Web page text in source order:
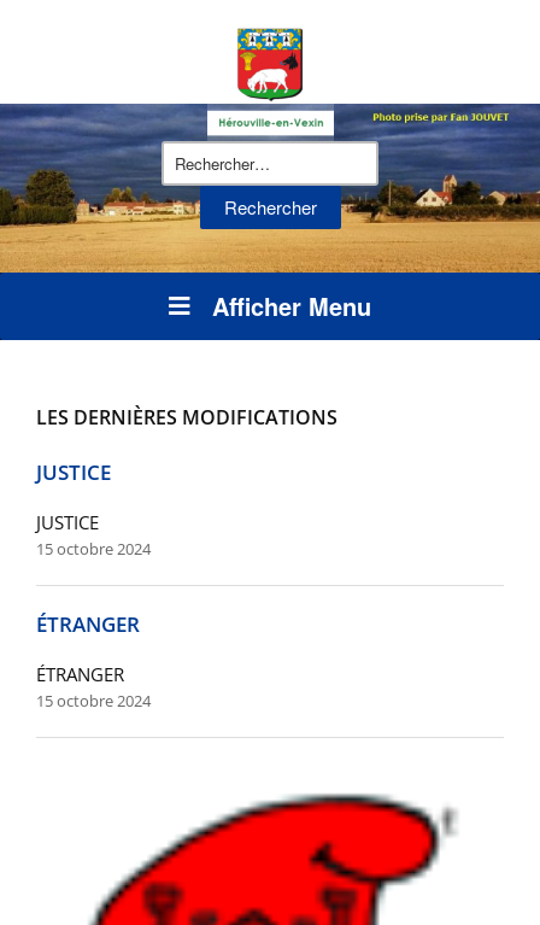
Rechercher :
Afficher Menu
LES DERNIÈRES MODIFICATIONS
JUSTICE
JUSTICE
15 octobre 2024
ÉTRANGER
ÉTRANGER
15 octobre 2024